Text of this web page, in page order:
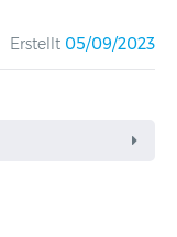
Erstellt 05/09/2023